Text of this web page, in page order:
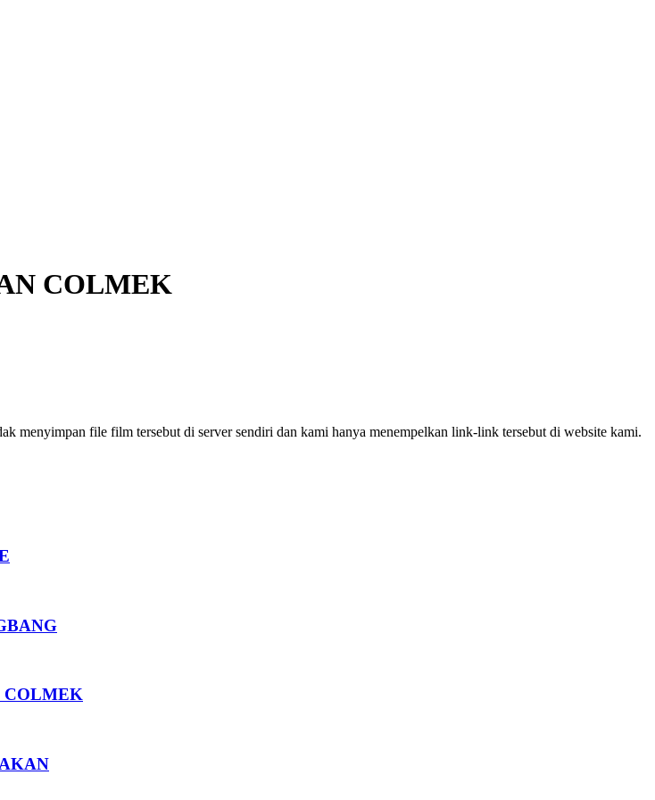
COLMEK
menyimpan file film tersebut di server sendiri dan kami hanya menempelkan link-link tersebut di website kami.
COLMEK